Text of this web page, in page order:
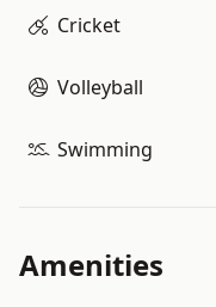
Cricket
Volleyball
Swimming
Amenities